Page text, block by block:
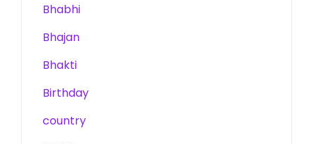
Bhabhi
Bhajan
Bhakti
Birthday
country